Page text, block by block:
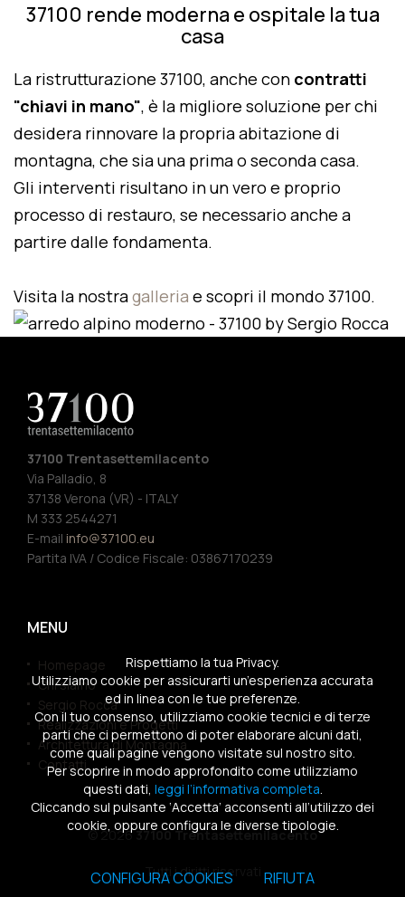
37100 rende moderna e ospitale la tua
casa
La ristrutturazione 37100, anche con contratti
"chiavi in mano", è la migliore soluzione per chi
desidera rinnovare la propria abitazione di
montagna, che sia una prima o seconda casa.
Gli interventi risultano in un vero e proprio
processo di restauro, se necessario anche a
partire dalle fondamenta.
Visita la nostragalleria e scopri il mondo 37100.
37100 Trentasettemilacento
Via Palladio, 8
37138 Verona (VR) - ITALY
M 333 2544271
E-mail info@37100.eu
Partita IVA / Codice Fiscale: 03867170239
MENU
Homepage
Chi siamo
Sergio Rocca
Realizzazioni e Progetti
Architettura di Montagna
Contatti
© 202637100 Trentasettemilacento
Tutti i diritti riservati
Rispettiamo la tua Privacy.
Utilizziamo cookie per assicurarti un’esperienza accurata
ed in linea con le tue preferenze.
Con il tuo consenso, utilizziamo cookie tecnici e di terze
parti che ci permettono di poter elaborare alcuni dati,
come quali pagine vengono visitate sul nostro sito.
Per scoprire in modo approfondito come utilizziamo
questi dati, leggi l’informativa completa.
Cliccando sul pulsante ‘Accetta’ acconsenti all’utilizzo dei
cookie, oppure configura le diverse tipologie.
CONFIGURA COOKIES RIFIUTA